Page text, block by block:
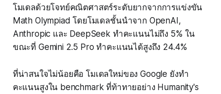
โมเดลด้วยโจทย์คณิตศาสตร์ระดับยากจากการแข่งขัน
Math Olympiad โดยโมเดลชั้นนำจาก OpenAI,
Anthropic และ DeepSeek ทำคะแนนไม่ถึง 5% ใน
ขณะที่ Gemini 2.5 Pro ทำคะแนนได้สูงถึง 24.4%
ที่น่าสนใจไม่น้อยคือ โมเดลใหม่ของ Google ยังทำ
คะแนนสูงใน benchmark ที่ท้าทายอย่าง Humanity's